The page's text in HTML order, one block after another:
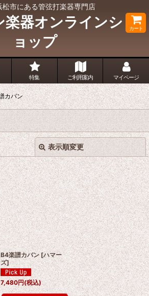
松市にある管弦打楽器専門店
楽器オンラインシ
ョップ
カート
特集 ご利用案内 マイページ
カバン
表示順変更
絞り込む
閉じる
B4楽譜カバン [ハマー
ズ]
7,480円(税込)